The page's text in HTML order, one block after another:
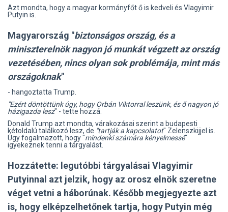
Azt mondta, hogy a magyar kormányfőt ő is kedveli és Vlagyimir
Putyin is.
Magyarország "biztonságos ország, és a
miniszterelnök nagyon jó munkát végzett az ország
vezetésében, nincs olyan sok problémája, mint más
országoknak"
- hangoztatta Trump.
"Ezért döntöttünk úgy, hogy Orbán Viktorral leszünk, és ő nagyon jó
házigazda lesz" - tette hozzá.
Donald Trump azt mondta, várakozásai szerint a budapesti
kétoldalú találkozó lesz, de "tartják a kapcsolatot" Zelenszkijjel is.
Úgy fogalmazott, hogy "mindenki számára kényelmessé"
igyekeznek tenni a tárgyalást.
Hozzátette: legutóbbi tárgyalásai Vlagyimir
Putyinnal azt jelzik, hogy az orosz elnök szeretne
véget vetni a háborúnak. Később megjegyezte azt
is, hogy elképzelhetőnek tartja, hogy Putyin még